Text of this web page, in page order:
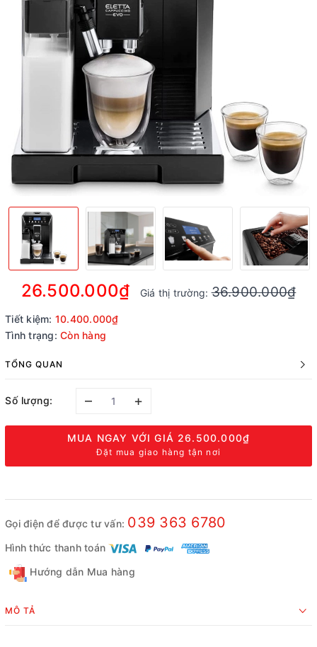
26.500.000₫ Giá thị trường:36.900.000₫
Tiết kiệm: 10.400.000₫
Tình trạng: Còn hàng
TỔNG QUAN
Số lượng: – +
MUA NGAY VỚI GIÁ 26.500.000₫
Đặt mua giao hàng tận nơi
Gọi điện để được tư vấn: 039 363 6780
Hình thức thanh toán
Hướng dẫn Mua hàng
MÔ TẢ